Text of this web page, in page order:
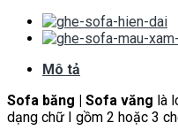
Mô tả
Sofa băng | Sofa văng là
dạng chữ I gồm 2 hoặc 3